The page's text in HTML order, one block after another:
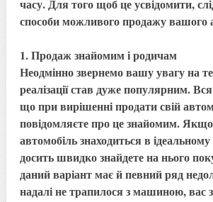
часу. Для того щоб це усвідомити,
способи можливого продажу вашого
1. Продаж знайомим і родичам
Неодмінно звернемо вашу увагу на
реалізації став дуже популярним.
що при вирішенні продати свій
повідомляєте про це знайомим.
автомобіль знаходиться в ідеальному
досить швидко знайдете на нього
даний варіант має й певний ряд
надалі не трапилося з машиною, вас